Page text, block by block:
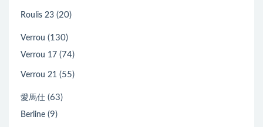
Roulis 23 (20)
Verrou (130)
Verrou 17 (74)
Verrou 21 (55)
愛馬仕 (63)
Berline (9)